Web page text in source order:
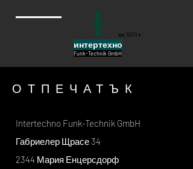
от 1970 г
интертехно
Funk-Technik GmbH
ОТПЕЧАТЪК
Intertechno Funk-Technik GmbH
Габриелер Щрасе 34
2344 Мария Енцерсдорф